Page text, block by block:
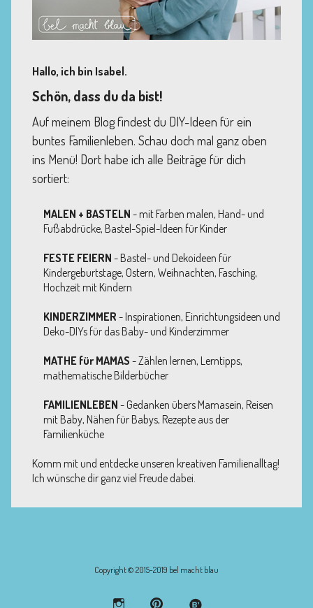
Hallo, ich bin Isabel.
Schön, dass du da bist!
Auf meinem Blog findest du DIY-Ideen für ein
buntes Familienleben. Schau doch mal ganz oben
ins Menü! Dort habe ich alle Beiträge für dich
sortiert:
MALEN + BASTELN - mit Farben malen, Hand- und
Fußabdrücke, Bastel-Spiel-Ideen für Kinder
FESTE FEIERN - Bastel- und Dekoideen für
Kindergeburtstage, Ostern, Weihnachten, Fasching,
Hochzeit mit Kindern
KINDERZIMMER - Inspirationen, Einrichtungsideen und
Deko-DIYs für das Baby- und Kinderzimmer
MATHE für MAMAS - Zählen lernen, Lerntipps,
mathematische Bilderbücher
FAMILIENLEBEN - Gedanken übers Mamasein, Reisen
mit Baby, Nähen für Babys, Rezepte aus der
Familienküche
Komm mit und entdecke unseren kreativen Familienalltag!
Ich wünsche dir ganz viel Freude dabei.
Copyright © 2015-2019 bel macht blau